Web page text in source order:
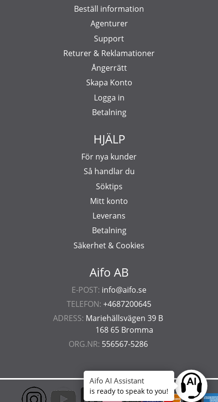
Aifo AB
E-POST: info@aifo.se
TELEFON: +4687200645
ADRESS: Mariehällsvägen 39 B
168 65 Bromma
ORG.NR: 556567-5286
Beställ information
Agenturer
Support
Returer & Reklamationer
Ångerrätt
Skapa Konto
Logga in
Betalning
HJÄLP
För nya kunder
Så handlar du
Söktips
Mitt konto
Leverans
Betalning
Säkerhet & Cookies
Ask
Aifo AI Assistant
is ready to speak to you!